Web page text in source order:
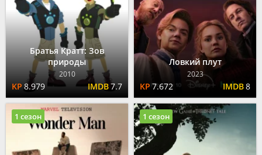
Братья Кратт: Зов
природы
2010
8.979 7.7
Ловкий плут
2023
7.672 8
1 сезон 1 сезон